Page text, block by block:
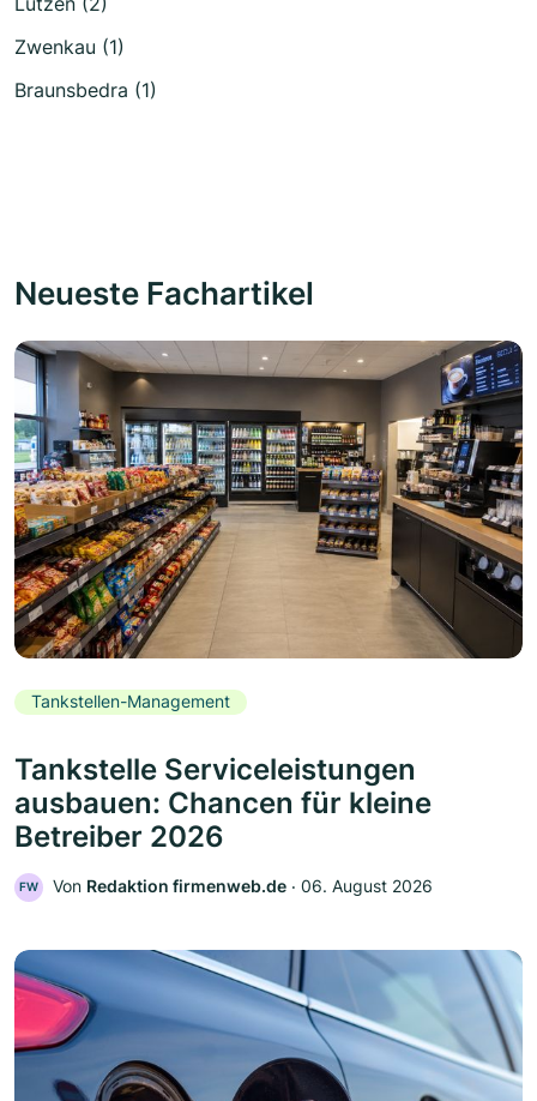
Zwenkau (1)
Braunsbedra (1)
Neueste Fachartikel
Tankstellen-Management
Tankstelle Serviceleistungen
ausbauen: Chancen für kleine
Betreiber 2026
FW Von Redaktion firmenweb.de ‧ 06. August 2026